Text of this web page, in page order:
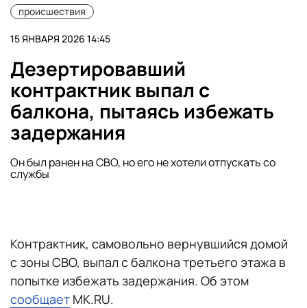
происшествия
15 ЯНВАРЯ 2026 14:45
Дезертировавший
контрактник выпал с
балкона, пытаясь избежать
задержания
Он был ранен на СВО, но его не хотели отпускать со
службы
Контрактник, самовольно вернувшийся домой
с зоны СВО, выпал с балкона третьего этажа в
попытке избежать задержания. Об этом
сообщает MK.RU.